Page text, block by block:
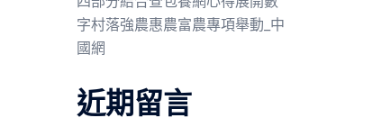
字村落強農惠農富農專項舉動_中
國網
近期留言